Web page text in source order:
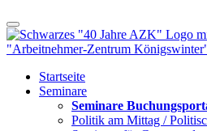
Startseite
Seminare
Seminare
Politik am Mittag /